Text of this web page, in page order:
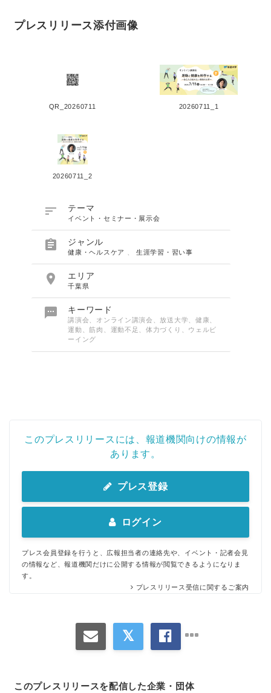
プレスリリース添付画像
QR_20260711 20260711_1
20260711_2
 テーマ
イベント・セミナー・展示会
 ジャンル
健康・ヘルスケア 、生涯学習・習い事
 エリア
千葉県
 キーワード
講演会、オンライン講演会、放送大学、健康、
運動、筋肉、運動不足、体力づくり、ウェルビ
ーイング
このプレスリリースには、報道機関向けの情報が
あります。
プレス登録
ログイン
プレス会員登録を行うと、広報担当者の連絡先や、イベント・記者会見
の情報など、報道機関だけに公開する情報が閲覧できるようになりま
す。
プレスリリース受信に関するご案内
このプレスリリースを配信した企業・団体